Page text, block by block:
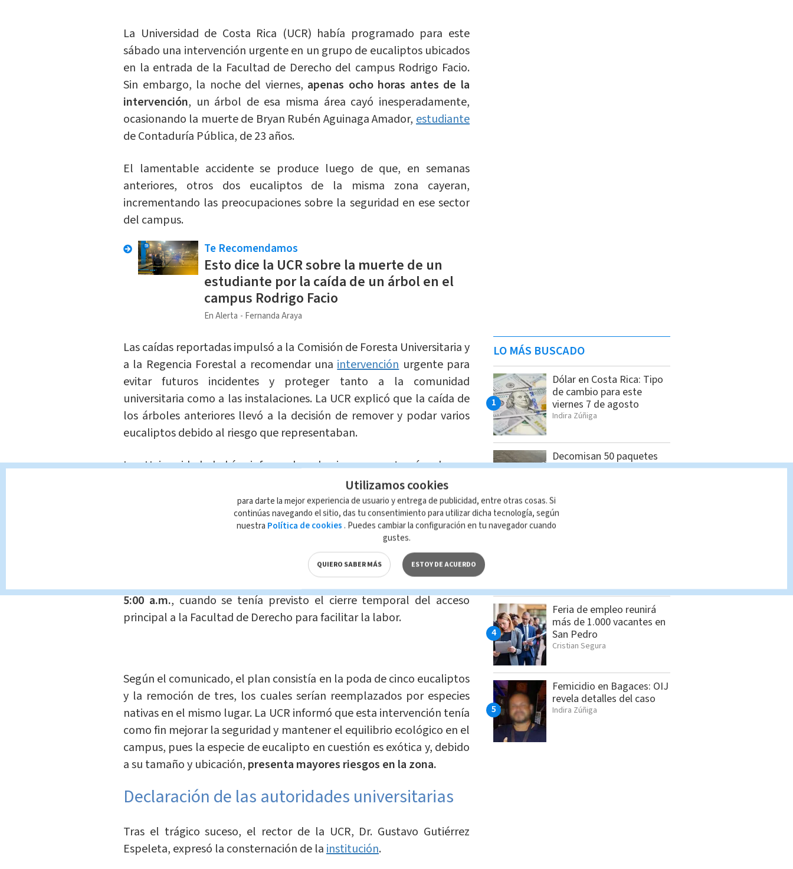
La Universidad de Costa Rica (UCR) había programado para este
sábado una intervención urgente en un grupo de eucaliptos ubicados
en la entrada de la Facultad de Derecho del campus Rodrigo Facio.
Sin embargo, la noche del viernes, apenas ocho horas antes de la
intervención, un árbol de esa misma área cayó inesperadamente,
ocasionando la muerte de Bryan Rubén Aguinaga Amador, estudiante
de Contaduría Pública, de 23 años.
El lamentable accidente se produce luego de que, en semanas
anteriores, otros dos eucaliptos de la misma zona cayeran,
incrementando las preocupaciones sobre la seguridad en ese sector
del campus.
Te Recomendamos
Esto dice la UCR sobre la muerte de un
estudiante por la caída de un árbol en el
campus Rodrigo Facio
En Alerta Fernanda Araya
Las caídas reportadas impulsó a la Comisión de Foresta Universitaria y
a la Regencia Forestal a recomendar unaintervenciónurgente para
evitar futuros incidentes y proteger tanto a la comunidad
universitaria como a las instalaciones. La UCR explicó que la caída de
los árboles anteriores llevó a la decisión de remover y podar varios
eucaliptos debido al riesgo que representaban.
La Universidad había informado el viernes, a través de un
sábado 9 y domingo 10 de noviembre se llevaría
a cabo una operación de poda y remociónde árboles en el área
afectada, donde se encuentran ocho eucaliptos considerados en
La Oficina de Servicios Generales de la UCR y brigadas especializadas
5:00 a.m., cuando se tenía previsto el cierre temporal del acceso
principal a la Facultad de Derecho para facilitar la labor.
Según el comunicado, el plan consistía en la poda de cinco eucaliptos
y la remoción de tres, los cuales serían reemplazados por especies
nativas en el mismo lugar. La UCR informó que esta intervención tenía
como fin mejorar la seguridad y mantener el equilibrio ecológico en el
campus, pues la especie de eucalipto en cuestión es exótica y, debido
a su tamaño y ubicación, presenta mayores riesgos en la zona.
Declaración de las autoridades universitarias
Tras el trágico suceso, el rector de la UCR, Dr. Gustavo Gutiérrez
Espeleta, expresó la consternación de lainstitución.
LO MÁS BUSCADO
Dólar en Costa Rica: Tipo
de cambio para este
viernes 7 de agosto
Indira Zúñiga
Decomisan 50 paquetes
de cocaína con destino a
Lotería Nacional domingo
Feria de empleo reunirá
más de 1.000 vacantes en
San Pedro
Cristian Segura
Femicidio en Bagaces: OIJ
revela detalles del caso
Indira Zúñiga
Utilizamos cookies
para darte la mejor experiencia de usuario y entrega de publicidad, entre otras cosas. Si
continúas navegando el sitio, das tu consentimiento para utilizar dicha tecnología, según
nuestra Política de cookies . Puedes cambiar la configuración en tu navegador cuando
gustes.
QUIERO SABER MÁS ESTOY DE ACUERDO